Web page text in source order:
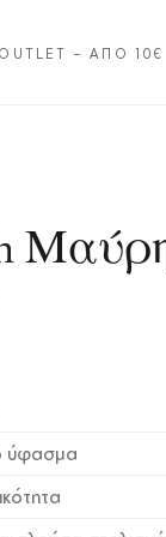
– ΑΠΌ
ύφασμα